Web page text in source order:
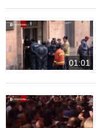
01:01